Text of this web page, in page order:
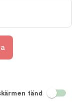
tänd